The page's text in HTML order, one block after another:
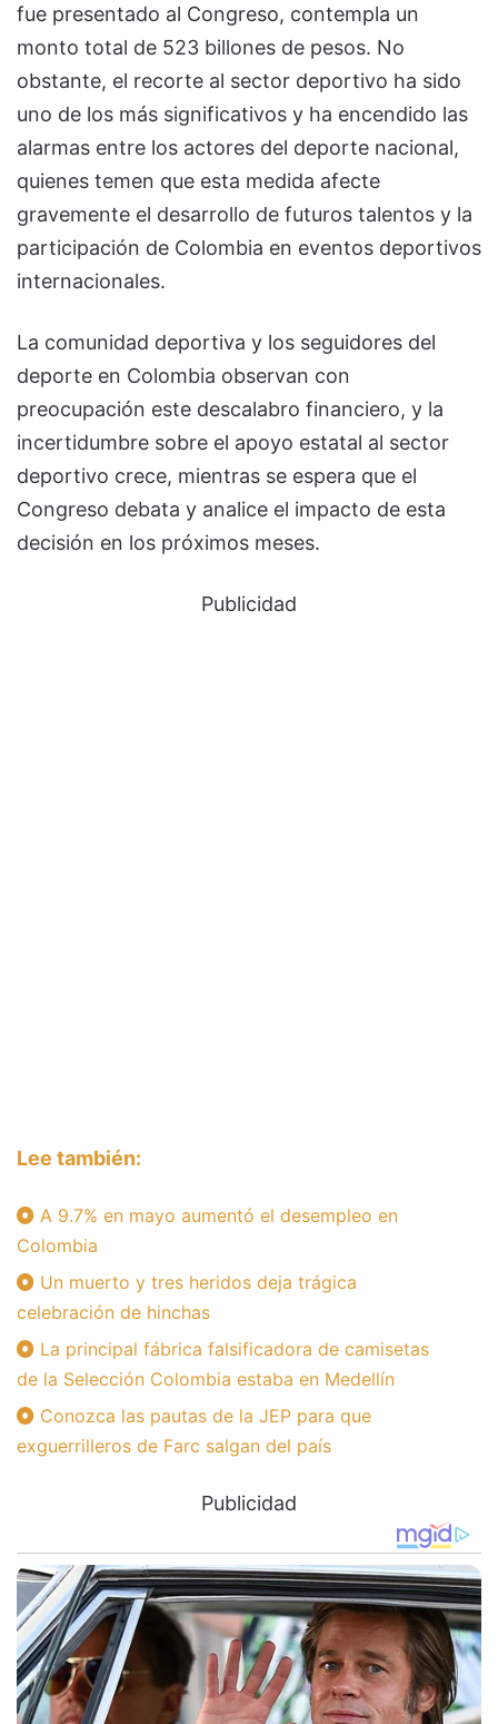
fue presentado al Congreso, contempla un
monto total de 523 billones de pesos. No
obstante, el recorte al sector deportivo ha sido
uno de los más significativos y ha encendido las
alarmas entre los actores del deporte nacional,
quienes temen que esta medida afecte
gravemente el desarrollo de futuros talentos y la
participación de Colombia en eventos deportivos
internacionales.
La comunidad deportiva y los seguidores del
deporte en Colombia observan con
preocupación este descalabro financiero, y la
incertidumbre sobre el apoyo estatal al sector
deportivo crece, mientras se espera que el
Congreso debata y analice el impacto de esta
decisión en los próximos meses.
Publicidad
Lee también:
A 9.7% en mayo aumentó el desempleo en
Colombia
Un muerto y tres heridos deja trágica
celebración de hinchas
La principal fábrica falsificadora de camisetas
de la Selección Colombia estaba en Medellín
Conozca las pautas de la JEP para que
exguerrilleros de Farc salgan del país
Publicidad